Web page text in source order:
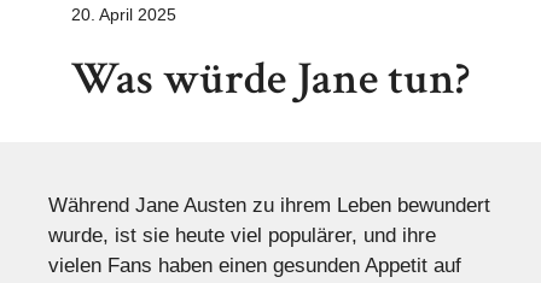
20. April 2025
Was würde Jane tun?
Während Jane Austen zu ihrem Leben bewundert
wurde, ist sie heute viel populärer, und ihre
vielen Fans haben einen gesunden Appetit auf